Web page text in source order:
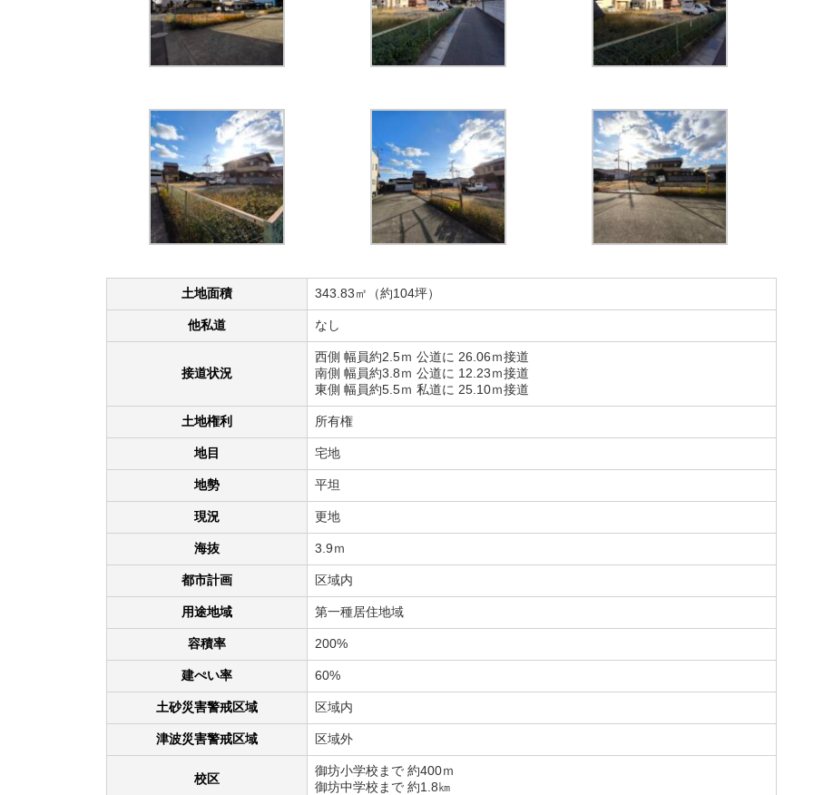
土地面積 343.83㎡（約104坪）
他私道 なし
接道状況
西側 幅員約2.5ｍ 公道に 26.06ｍ接道
南側 幅員約3.8ｍ 公道に 12.23ｍ接道
東側 幅員約5.5ｍ 私道に 25.10ｍ接道
土地権利 所有権
地目 宅地
地勢 平坦
現況 更地
海抜 3.9ｍ
都市計画 区域内
用途地域 第一種居住地域
容積率 200%
建ぺい率 60%
土砂災害警戒区域 区域内
津波災害警戒区域 区域外
校区
御坊小学校まで 約400ｍ
御坊中学校まで 約1.8㎞